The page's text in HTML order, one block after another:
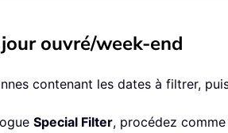
ouvré/week-end
contenant les dates à filtrer,
Special Filter, procédez